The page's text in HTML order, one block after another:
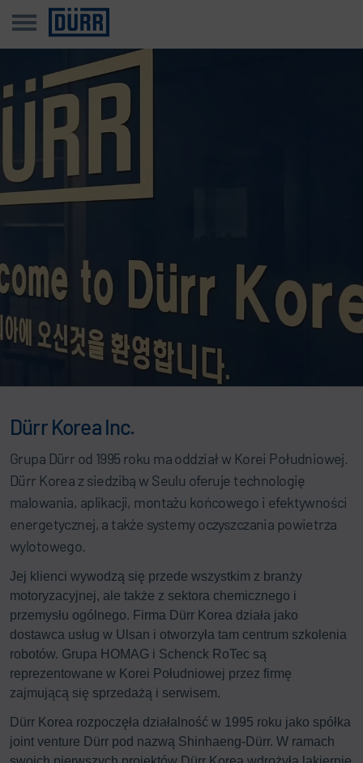
Dürr Korea Inc.
Grupa Dürr od 1995 roku ma oddział w Korei Południowej.
Dürr Korea z siedzibą w Seulu oferuje technologię
malowania, aplikacji, montażu końcowego i efektywności
energetycznej, a także systemy oczyszczania powietrza
wylotowego.
Jej klienci wywodzą się przede wszystkim z branży
motoryzacyjnej, ale także z sektora chemicznego i
przemysłu ogólnego. Firma Dürr Korea działa jako
dostawca usług w Ulsan i otworzyła tam centrum szkolenia
robotów. Grupa HOMAG i Schenck RoTec są
reprezentowane w Korei Południowej przez firmę
zajmującą się sprzedażą i serwisem.
Dürr Korea rozpoczęła działalność w 1995 roku jako spółka
joint venture Dürr pod nazwą Shinhaeng-Dürr. W ramach